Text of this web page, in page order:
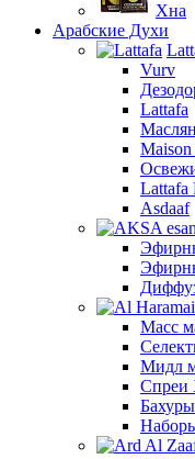
Хна
Арабские Духи
Vurv
Lattafa
Maison
Lattafa
Asdaaf
Масс
Мидл
Спреи